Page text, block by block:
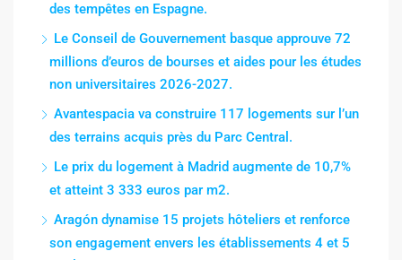
des tempêtes en Espagne.
Le Conseil de Gouvernement basque approuve 72
millions d’euros de bourses et aides pour les études
non universitaires 2026-2027.
Avantespacia va construire 117 logements sur l’un
des terrains acquis près du Parc Central.
Le prix du logement à Madrid augmente de 10,7%
et atteint 3 333 euros par m2.
Aragón dynamise 15 projets hôteliers et renforce
son engagement envers les établissements 4 et 5